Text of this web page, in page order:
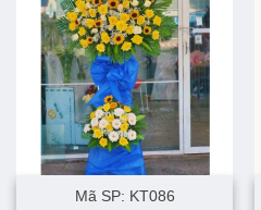
Mã SP: KT086